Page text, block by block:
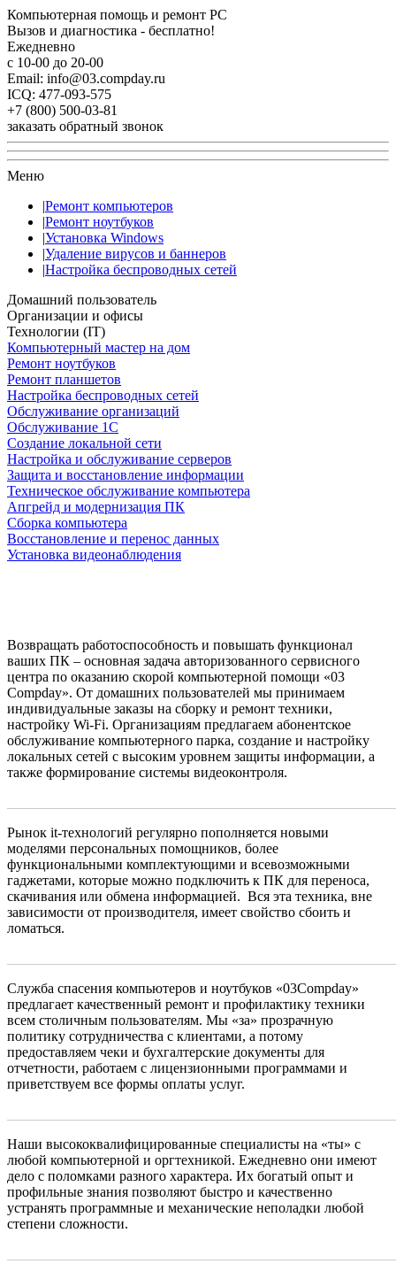
Компьютерная помощь и ремонт PC
Вызов и диагностика - бесплатно!
Ежедневно
с 10-00 до 20-00
Email: info@03.compday.ru
ICQ: 477-093-575
+7 (800) 500-03-81
заказать обратный звонок
Меню
|Ремонт компьютеров
|Ремонт ноутбуков
|Установка Windows
|Удаление вирусов и баннеров
|Настройка беспроводных сетей
Домашний пользователь
Организации и офисы
Технологии (IT)
Компьютерный мастер на дом
Ремонт ноутбуков
Ремонт планшетов
Настройка беспроводных сетей
Обслуживание организаций
Обслуживание 1С
Создание локальной сети
Настройка и обслуживание серверов
Защита и восстановление информации
Техническое обслуживание компьютера
Апгрейд и модернизация ПК
Сборка компьютера
Восстановление и перенос данных
Установка видеонаблюдения
Возвращать работоспособность и повышать функционал
ваших ПК – основная задача авторизованного сервисного
центра по оказанию скорой компьютерной помощи «03
Compday». От домашних пользователей мы принимаем
индивидуальные заказы на сборку и ремонт техники,
настройку Wi-Fi. Организациям предлагаем абонентское
обслуживание компьютерного парка, создание и настройку
локальных сетей с высоким уровнем защиты информации, а
также формирование системы видеоконтроля.
Рынок it-технологий регулярно пополняется новыми
моделями персональных помощников, более
функциональными комплектующими и всевозможными
гаджетами, которые можно подключить к ПК для переноса,
скачивания или обмена информацией. Вся эта техника, вне
зависимости от производителя, имеет свойство сбоить и
ломаться.
Служба спасения компьютеров и ноутбуков «03Cоmpday»
предлагает качественный ремонт и профилактику техники
всем столичным пользователям. Мы «за» прозрачную
политику сотрудничества с клиентами, а потому
предоставляем чеки и бухгалтерские документы для
отчетности, работаем с лицензионными программами и
приветствуем все формы оплаты услуг.
Наши высококвалифицированные специалисты на «ты» с
любой компьютерной и оргтехникой. Ежедневно они имеют
дело с поломками разного характера. Их богатый опыт и
профильные знания позволяют быстро и качественно
устранять программные и механические неполадки любой
степени сложности.